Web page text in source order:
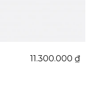
11.300.000 ₫